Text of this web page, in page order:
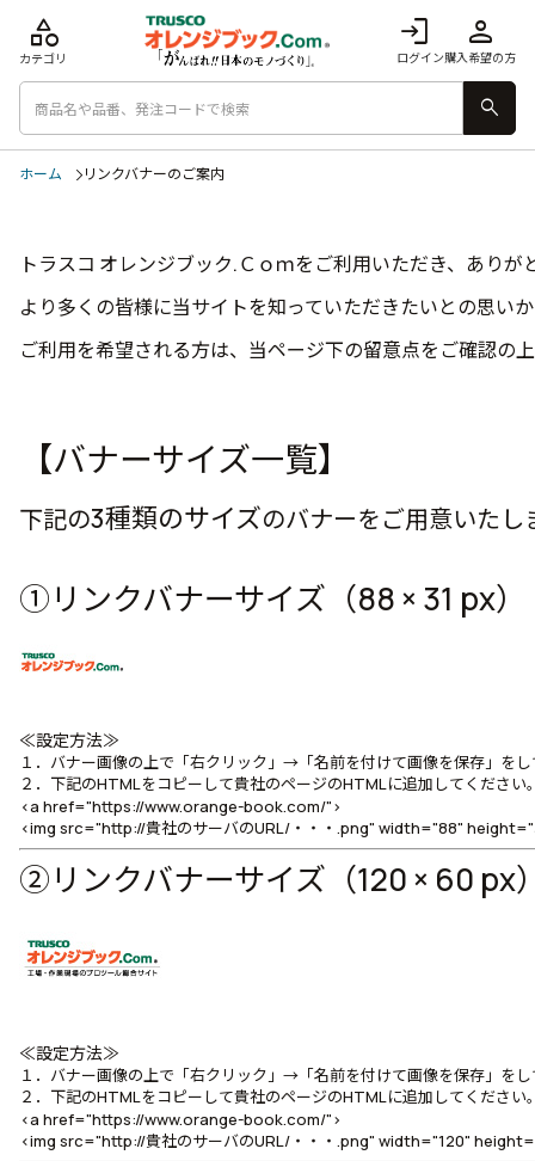
login
ログイン
person
購入希望の方
category
カテゴリ
search
ホーム リンクバナーのご案内
トラスコ オレンジブック.Ｃｏｍをご利用いただき、ありが
より多くの皆様に当サイトを知っていただきたいとの思い
ご利用を希望される方は、当ページ下の留意点をご確認の
【バナーサイズ一覧】
下記の3種類のサイズのバナーをご用意いた
①リンクバナーサイズ（88 × 31 px）
≪設定方法≫
１．バナー画像の上で「右クリック」→「名前を付けて画像を保存」を
２．下記のHTMLをコピーして貴社のページのHTMLに追加してください
<a href="https://www.orange-book.com/">
<img src="http://貴社のサーバのURL/・・・.png" width="88"
②リンクバナーサイズ（120 × 60 px
≪設定方法≫
１．バナー画像の上で「右クリック」→「名前を付けて画像を保存」を
２．下記のHTMLをコピーして貴社のページのHTMLに追加してください
<a href="https://www.orange-book.com/">
<img src="http://貴社のサーバのURL/・・・.png" width="120"